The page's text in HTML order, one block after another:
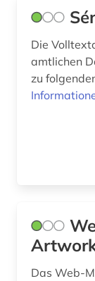
michel (1)
Die
amtlichen
zu
Das Web-